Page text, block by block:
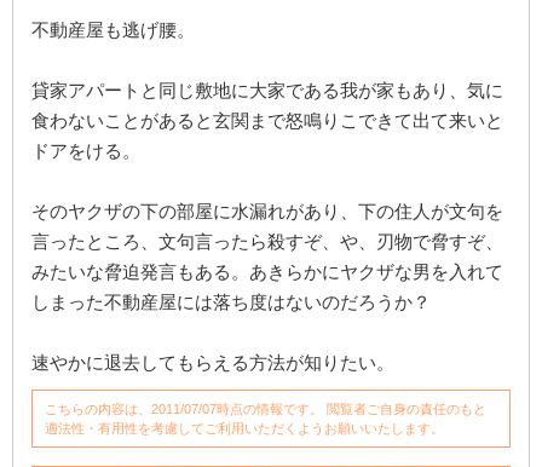
不動産屋も逃げ腰。
貸家アパートと同じ敷地に大家である我が家もあり、気に
食わないことがあると玄関まで怒鳴りこできて出て来いと
ドアをける。
そのヤクザの下の部屋に水漏れがあり、下の住人が文句を
言ったところ、文句言ったら殺すぞ、や、刃物で脅すぞ、
みたいな脅迫発言もある。あきらかにヤクザな男を入れて
しまった不動産屋には落ち度はないのだろうか？
速やかに退去してもらえる方法が知りたい。
こちらの内容は、2011/07/07時点の情報です。 閲覧者ご自身の責任のもと
適法性・有用性を考慮してご利用いただくようお願いいたします。